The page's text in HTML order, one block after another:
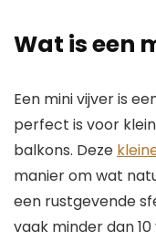
Wat is een
Een mini vijver is
perfect is voor
balkons. Deze
manier om wat
een rustgevende
vaak minder dan